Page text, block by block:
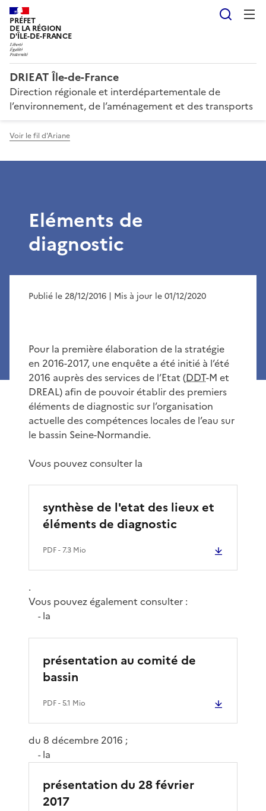
PRÉFET
DE LA RÉGION
D'ÎLE-DE-FRANCE
DRIEAT Île-de-France
Direction régionale et interdépartementale de
l’environnement, de l’aménagement et des transports
Voir le fil d'Ariane
Eléments de
diagnostic
Publié le 28/12/2016 | Mis à jour le 01/12/2020
Pour la première élaboration de la stratégie
en 2016-2017, une enquête a été initié à l’été
2016 auprès des services de l’Etat (DDT-M et
DREAL) afin de pouvoir établir des premiers
éléments de diagnostic sur l’organisation
actuelle des compétences locales de l’eau sur
le bassin Seine-Normandie.
Vous pouvez consulter la
synthèse de l'etat des lieux et
éléments de diagnostic
PDF- 7.3 Mio
.
Vous pouvez également consulter :
-la
présentation au comité de
bassin
PDF- 5.1 Mio
du 8 décembre 2016 ;
-la
présentation du 28 février
2017